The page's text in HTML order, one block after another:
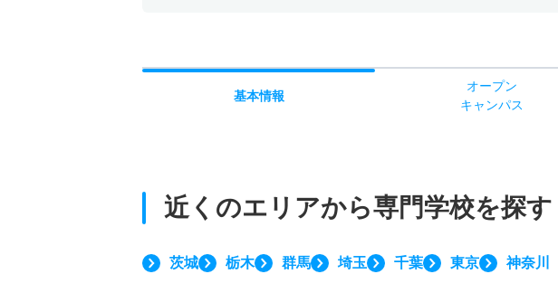
基本情報
オープン
キャンパス
近くのエリアから専門学校を探す
茨城 栃木 群馬 埼玉 千葉 東京 神奈川